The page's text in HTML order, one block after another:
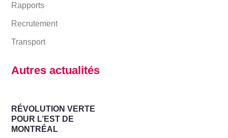
Rapports
Recrutement
Transport
Autres actualités
RÉVOLUTION VERTE
POUR L’EST DE
MONTRÉAL